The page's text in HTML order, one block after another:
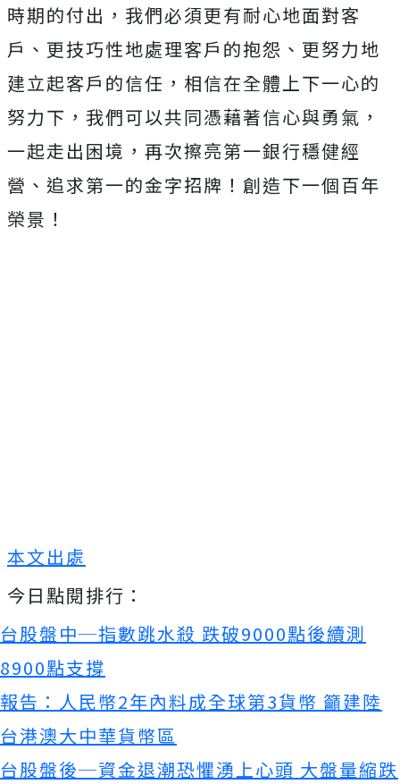
時期的付出，我們必須更有耐心地面對客
戶、更技巧性地處理客戶的抱怨、更努力地
建立起客戶的信任，相信在全體上下一心的
努力下，我們可以共同憑藉著信心與勇氣，
一起走出困境，再次擦亮第一銀行穩健經
營、追求第一的金字招牌！創造下一個百年
榮景！
本文出處
今日點閱排行：
台股盤中─指數跳水殺 跌破9000點後續測
8900點支撐
報告：人民幣2年內料成全球第3貨幣 籲建陸
台港澳大中華貨幣區
台股盤後─資金退潮恐懼湧上心頭 大盤量縮跌